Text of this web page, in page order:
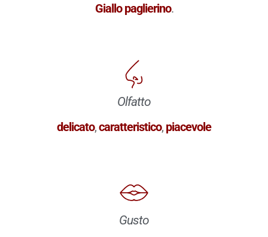
Giallo paglierino.
Olfatto
delicato,caratteristico, piacevole
Gusto